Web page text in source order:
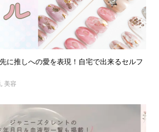
に推しへの愛を表現！自宅で出来るセルフ
, 美容